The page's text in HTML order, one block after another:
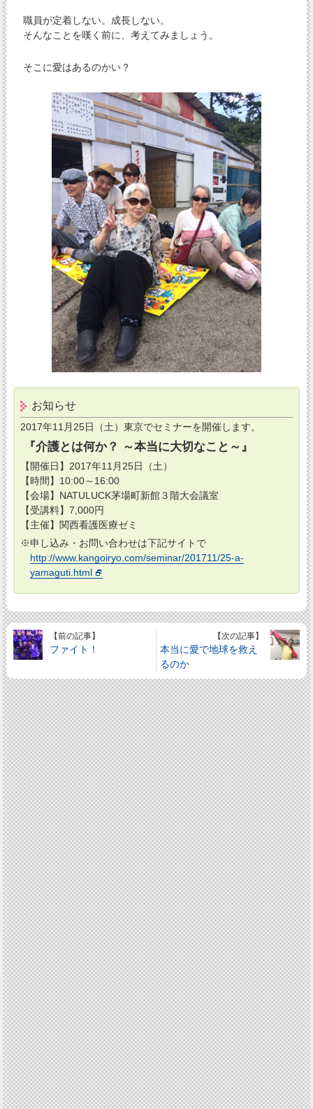
職員が定着しない。成長しない。
そんなことを嘆く前に、考えてみましょう。
そこに愛はあるのかい？
お知らせ
2017年11月25日（土）東京でセミナーを開催します。
『介護とは何か？ ～本当に大切なこと～』
【開催日】2017年11月25日（土）
【時間】10:00～16:00
【会場】NATULUCK茅場町新館３階大会議室
【受講料】7,000円
【主催】関西看護医療ゼミ
※申し込み・お問い合わせは下記サイトで
http://www.kangoiryo.com/seminar/201711/25-a-
yamaguti.html
【前の記事】
ファイト！
【次の記事】
本当に愛で地球を救え
るのか